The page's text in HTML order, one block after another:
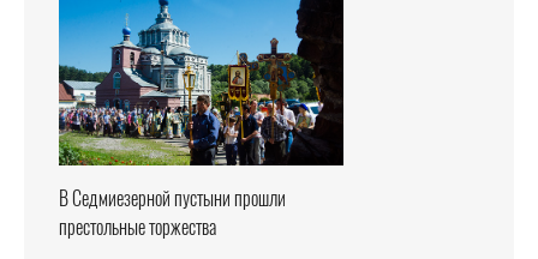
В Седмиезерной пустыни прошли
престольные торжества